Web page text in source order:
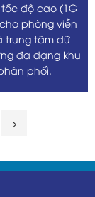
độ cao (1G
phòng viễn
trung tâm dữ
đa dạng khu
phối.